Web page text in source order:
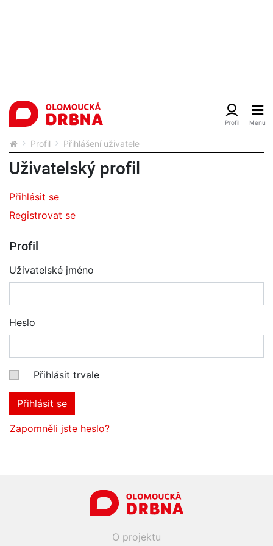
Profil Přihlášení uživatele
Uživatelský profil
Přihlásit se
Registrovat se
Profil
Uživatelské jméno
Heslo
Přihlásit trvale
Přihlásit se
Zapomněli jste heslo?
O projektu